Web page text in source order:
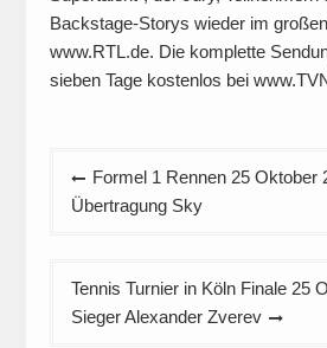
Backstage-Storys wieder im
www.RTL.de. Die komplette
sieben Tage kostenlos bei
Beitragsnavigation
Formel 1 Rennen 25 Oktober
Übertragung Sky
Tennis Turnier in Köln Finale 25
Sieger Alexander Zverev